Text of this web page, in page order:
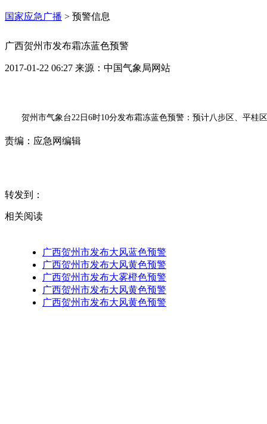
国家应急广播 > 预警信息
广西贺州市发布霜冻蓝色预警
2017-01-22 06:27 来源： 中国气象局网站
贺州市气象台22日6时10分发布霜冻蓝色预警：预计八步区、平桂
责编： 应急网编辑
转发到：
相关阅读
广西贺州市发布大风蓝色预警
广西贺州市发布大风黄色预警
广西贺州市发布大雾橙色预警
广西贺州市发布大风黄色预警
广西贺州市发布大风黄色预警